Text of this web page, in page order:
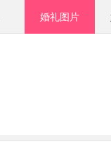
婚礼图片